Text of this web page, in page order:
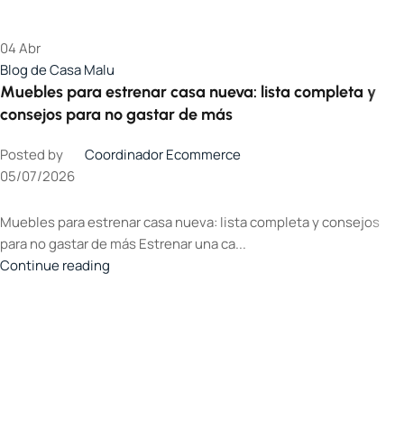
04Abr
Blog de Casa Malu
Muebles para estrenar casa nueva: lista completa y
consejos para no gastar de más
Posted by
Coordinador Ecommerce
05/07/2026
Muebles para estrenar casa nueva: lista completa y consejos
para no gastar de más Estrenar una ca...
Continue reading